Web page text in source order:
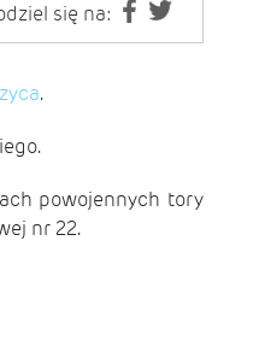
się na:
.
powojennych tory
nr 22.